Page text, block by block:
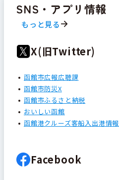
SNS・アプリ情報
もっと見る
X(旧Twitter)
函館市広報広聴課
函館市防災X
函館市ふるさと納税
おいしい函館
函館港クルーズ客船入出港情報
Facebook